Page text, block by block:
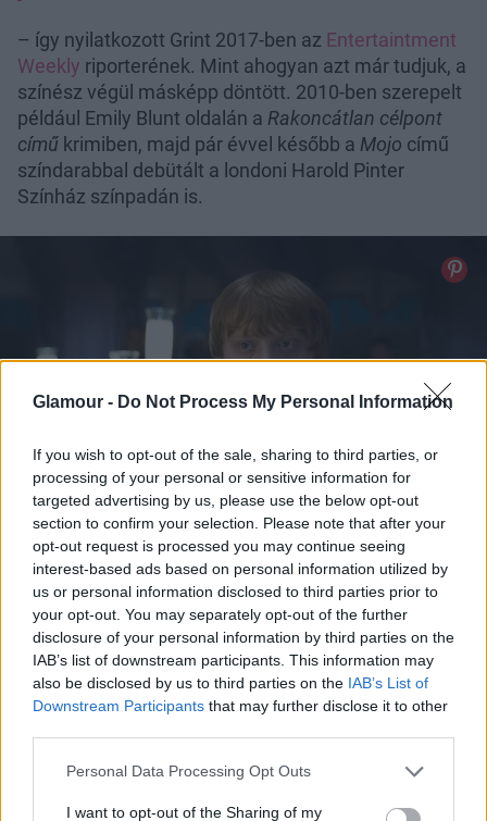
Glamour - Do Not Process My Personal Information
If you wish to opt-out of the sale, sharing to third parties, or
processing of your personal or sensitive information for
targeted advertising by us, please use the below opt-out
section to confirm your selection. Please note that after your
opt-out request is processed you may continue seeing
interest-based ads based on personal information utilized by
us or personal information disclosed to third parties prior to
your opt-out. You may separately opt-out of the further
disclosure of your personal information by third parties on the
IAB’s list of downstream participants. This information may
also be disclosed by us to third parties on the IAB’s List of
Downstream Participants that may further disclose it to other
Please note that this website/app uses one or more Google
not limited to your visit or usage behaviour. You may click to
Personal Data Processing Opt Outs
I want to opt-out of the Sharing of my
– így nyilatkozott Grint 2017-ben az Entertaintment
Weekly riporterének. Mint ahogyan azt már tudjuk, a
színész végül másképp döntött. 2010-ben szerepelt
például Emily Blunt oldalán a Rakoncátlan célpont
című krimiben, majd pár évvel később a Mojo című
színdarabbal debütált a londoni Harold Pinter
Színház színpadán is.
Rupert Grint kilépett a kisfiú szerepéből
Fotó:Profimedia